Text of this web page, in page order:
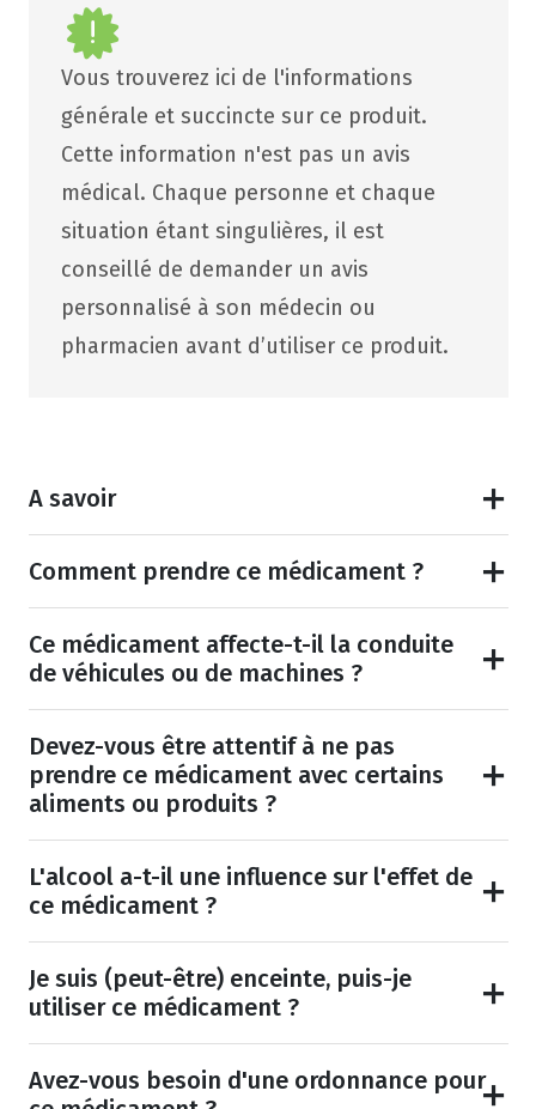
Vous trouverez ici de l'informations
générale et succincte sur ce produit.
Cette information n'est pas un avis
médical. Chaque personne et chaque
situation étant singulières, il est
conseillé de demander un avis
personnalisé à son médecin ou
pharmacien avant d’utiliser ce produit.
A savoir
Comment prendre ce médicament ?
Ce médicament affecte-t-il la conduite
de véhicules ou de machines ?
Devez-vous être attentif à ne pas
prendre ce médicament avec certains
aliments ou produits ?
L'alcool a-t-il une influence sur l'effet de
ce médicament ?
Je suis (peut-être) enceinte, puis-je
utiliser ce médicament ?
Avez-vous besoin d'une ordonnance pour